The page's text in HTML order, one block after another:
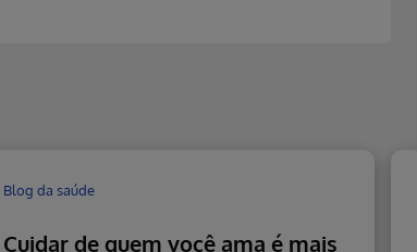
Blog da saúde
Cuidar de quem você ama é mais